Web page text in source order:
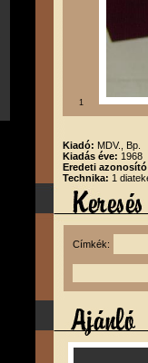
1
Kiadó: MDV., Bp.
Kiadás éve: 1968
Eredeti
Technika: 1
Címkék: